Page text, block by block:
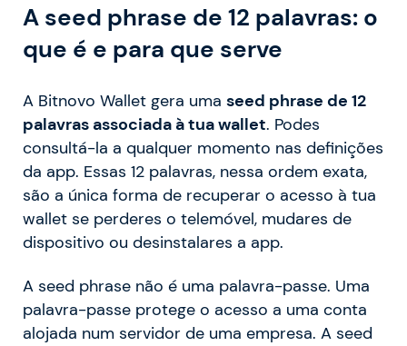
A seed phrase de 12 palavras: o
que é e para que serve
A Bitnovo Wallet gera uma seed phrase de 12
palavras associada à tua wallet. Podes
consultá-la a qualquer momento nas definições
da app. Essas 12 palavras, nessa ordem exata,
são a única forma de recuperar o acesso à tua
wallet se perderes o telemóvel, mudares de
dispositivo ou desinstalares a app.
A seed phrase não é uma palavra-passe. Uma
palavra-passe protege o acesso a uma conta
alojada num servidor de uma empresa. A seed